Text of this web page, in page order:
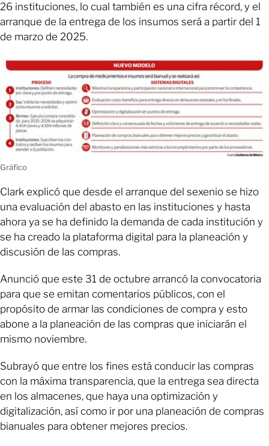
26 instituciones, lo cual también es una cifra récord, y el
arranque de la entrega de los insumos será a partir del 1
de marzo de 2025.
Gráfico
Clark explicó que desde el arranque del sexenio se hizo
una evaluación del abasto en las instituciones y hasta
ahora ya se ha definido la demanda de cada institución y
se ha creado la plataforma digital para la planeación y
discusión de las compras.
Anunció que este 31 de octubre arrancó la convocatoria
para que se emitan comentarios públicos, con el
propósito de armar las condiciones de compra y esto
abone a la planeación de las compras que iniciarán el
mismo noviembre.
Subrayó que entre los fines está conducir las compras
con la máxima transparencia, que la entrega sea directa
en los almacenes, que haya una optimización y
digitalización, así como ir por una planeación de compras
bianuales para obtener mejores precios.